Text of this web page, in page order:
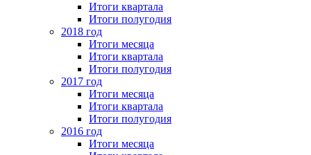
Итоги квартала
Итоги полугодия
2018 год
Итоги месяца
Итоги квартала
Итоги полугодия
2017 год
Итоги месяца
Итоги квартала
Итоги полугодия
2016 год
Итоги месяца